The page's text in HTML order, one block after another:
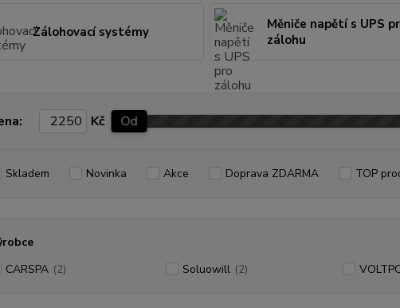
Zálohovací systémy
Měniče napětí s UPS
zálohu
Kč Od
Skladem Novinka Akce Doprava ZDARMA TOP
CARSPA (2) Soluowill (2)